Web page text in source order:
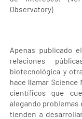
Observatory)
Apenas publicado
relaciones
biotecnológica y
hace llamar Science
científicos que
alegando problemas
tienden a